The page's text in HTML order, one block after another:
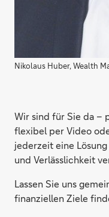
Nikolaus Huber, Wealth
Wir sind für Sie da –
flexibel per Video
jederzeit eine
und Verlässlichkeit
Lassen Sie uns
finanziellen Ziele